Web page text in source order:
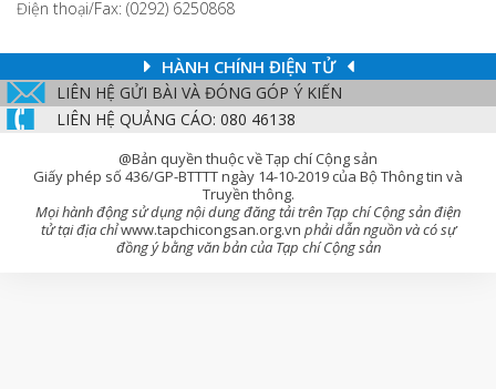
Điện thoại/Fax: (0292) 6250868
HÀNH CHÍNH ĐIỆN TỬ
LIÊN HỆ GỬI BÀI VÀ ĐÓNG GÓP Ý KIẾN
LIÊN HỆ QUẢNG CÁO: 080 46138
@Bản quyền thuộc về Tạp chí Cộng sản
Giấy phép số 436/GP-BTTTT ngày 14-10-2019 của Bộ Thông tin và
Truyền thông.
Mọi hành động sử dụng nội dung đăng tải trên Tạp chí Cộng sản điện
tử tại địa chỉwww.tapchicongsan.org.vn phải dẫn nguồn và có sự
đồng ý bằng văn bản của Tạp chí Cộng sản